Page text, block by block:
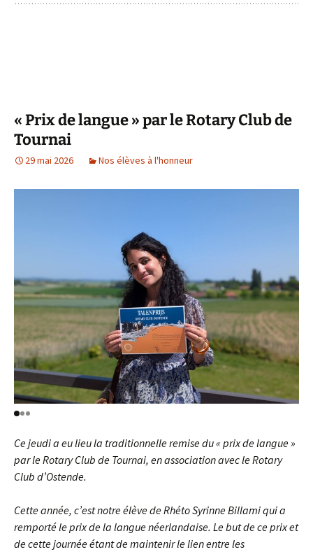
« Prix de langue » par le Rotary Club de
Tournai
29 mai 2026 Nos élèves à l'honneur
Ce jeudi a eu lieu la traditionnelle remise du « prix de langue »
par le Rotary Club de Tournai, en association avec le Rotary
Club d’Ostende.
Cette année, c’est notre élève de Rhéto Syrinne Billami qui a
remporté le prix de la langue néerlandaise. Le but de ce prix et
de cette journée étant de maintenir le lien entre les